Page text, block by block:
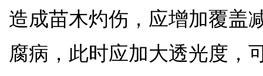
造成苗木灼伤，应增加覆盖
腐病，此时应加大透光度，